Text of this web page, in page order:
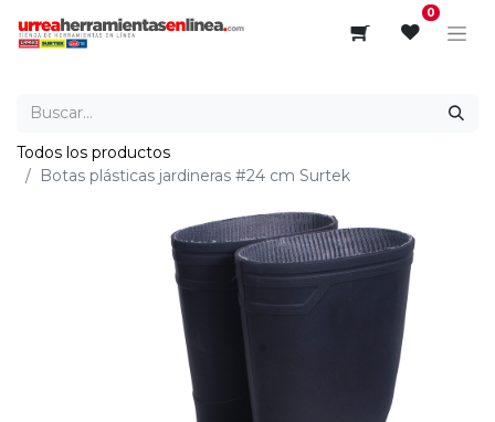
0
Todos los productos
Botas plásticas jardineras #24 cm Surtek